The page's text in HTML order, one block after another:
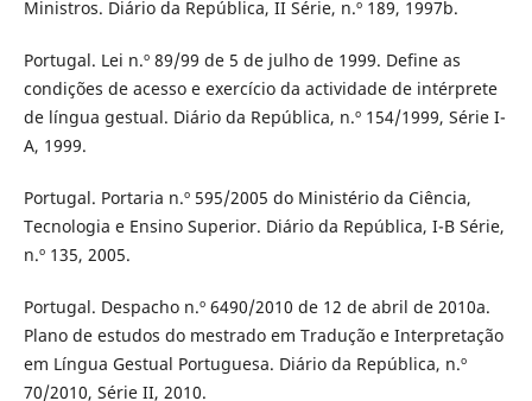
Ministros. Diário da República, II Série, n.º 189, 1997b.
Portugal. Lei n.º 89/99 de 5 de julho de 1999. Define as
condições de acesso e exercício da actividade de intérprete
de língua gestual. Diário da República, n.º 154/1999, Série I-
A, 1999.
Portugal. Portaria n.º 595/2005 do Ministério da Ciência,
Tecnologia e Ensino Superior. Diário da República, I-B Série,
n.º 135, 2005.
Portugal. Despacho n.º 6490/2010 de 12 de abril de 2010a.
Plano de estudos do mestrado em Tradução e Interpretação
em Língua Gestual Portuguesa. Diário da República, n.º
70/2010, Série II, 2010.